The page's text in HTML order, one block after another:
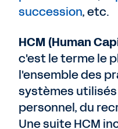
succession, etc.
HCM (Human
c'est le terme le
l'ensemble des
systèmes
personnel, du
Une suite HCM